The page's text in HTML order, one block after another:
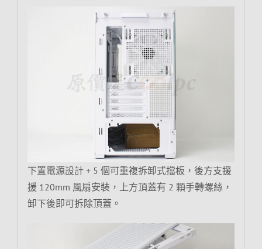
下置電源設計 + 5 個可重複拆卸式擋板，後方支援
援 120mm 風扇安裝，上方頂蓋有 2 顆手轉螺絲，
卸下後即可拆除頂蓋。